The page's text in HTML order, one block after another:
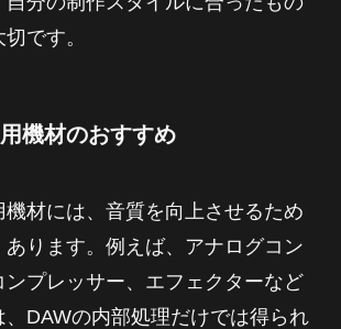
です。
機材のおすすめ
機材には、音質を向上させるため
ります。例えば、アナログコン
ンプレッサー、エフェクターなど
、DAWの内部処理だけでは得られ